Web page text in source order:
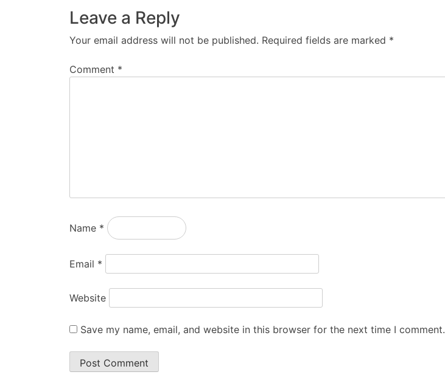
Leave a Reply
Your email address will not be published. Required fields are marked *
Comment *
Name *
Email *
Website
Save my name, email, and website in this browser for the next time I comment.